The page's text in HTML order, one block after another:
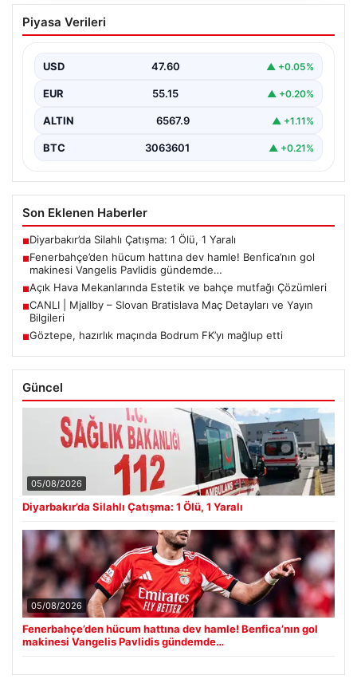
Fenerbahçe’den hücum hattına dev
hamle! Benfica’nın gol makinesi
Piyasa Verileri
USD 47.60 ▲ +0.05%
EUR 55.15 ▲ +0.20%
ALTIN 6567.9 ▲ +1.11%
BTC 3063601 ▲ +0.21%
Son Eklenen Haberler
■Diyarbakır’da Silahlı Çatışma: 1 Ölü, 1 Yaralı
■Fenerbahçe’den hücum hattına dev hamle! Benfica’nın gol
makinesi Vangelis Pavlidis gündemde…
■Açık Hava Mekanlarında Estetik ve bahçe mutfağı Çözümleri
■CANLI | Mjallby – Slovan Bratislava Maç Detayları ve Yayın
Bilgileri
■Göztepe, hazırlık maçında Bodrum FK’yı mağlup etti
Güncel
05/08/2026
Diyarbakır’da Silahlı Çatışma: 1 Ölü, 1 Yaralı
05/08/2026
Fenerbahçe’den hücum hattına dev hamle! Benfica’nın gol
makinesi Vangelis Pavlidis gündemde…